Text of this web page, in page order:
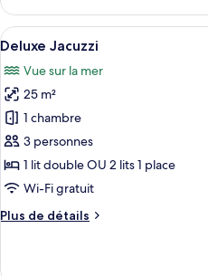
View
le
type
de
Deluxe
Pool
View
Afficher
toutes
les
photos
pour
ce
type
de
chambre :
Deluxe
9
Deluxe Jacuzzi
Vue sur la mer
25 m²
1 chambre
3 personnes
1 lit double OU 2 lits 1 place
Wi-Fi gratuit
Plus de détails
Plus